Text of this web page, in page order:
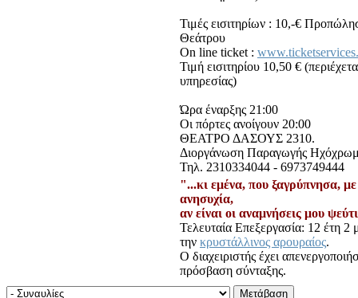
Τιμές εισιτηρίων : 10,-€
Θεάτρου
On line ticket :
Τιμή εισιτηρίου 10,50 €
υπηρεσίας)
Ώρα έναρξης 21:00
Οι πόρτες ανοίγουν 20:00
ΘΕΑΤΡΟ ΔΑΣΟΥΣ 2310.
Διοργάνωση Παραγωγής
Τηλ. 2310334044 - 6973749444
"...κι εμένα, που ξαγρύπνησα, με
ανησυχία,
αν είναι οι αναμνήσεις μου
Τελευταία Επεξεργασία: 12 έτη 2
την κρυστάλλινος αρουραίος.
Ο διαχειριστής έχει
πρόσβαση σύνταξης.